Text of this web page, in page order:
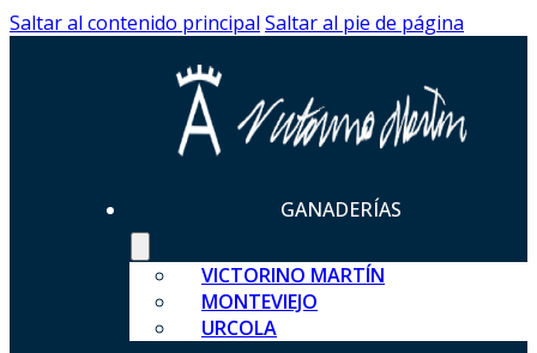
Saltar al contenido principal Saltar al pie de página
GANADERÍAS
VICTORINO MARTÍN
MONTEVIEJO
URCOLA